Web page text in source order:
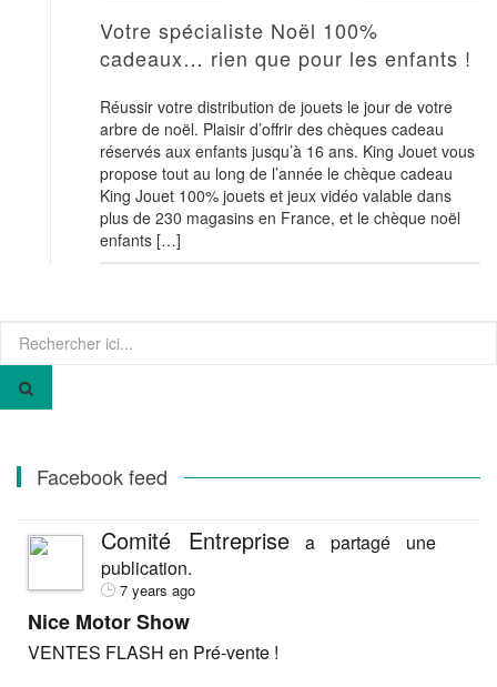
Votre spécialiste Noël 100%
cadeaux… rien que pour les enfants !
Réussir votre distribution de jouets le jour de votre
arbre de noël. Plaisir d’offrir des chèques cadeau
réservés aux enfants jusqu’à 16 ans. King Jouet vous
propose tout au long de l’année le chèque cadeau
King Jouet 100% jouets et jeux vidéo valable dans
plus de 230 magasins en France, et le chèque noël
enfants […]
pour
Facebook feed
Comité Entreprise a partagé une
publication.
7 years ago
Nice Motor Show
VENTES FLASH en Pré-vente !